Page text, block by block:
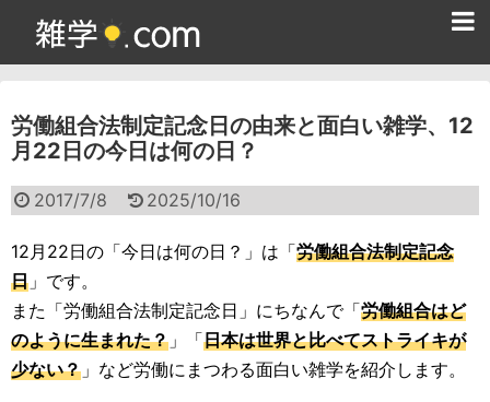
労働組合法制定記念日の由来と面白い雑学、12
月22日の今日は何の日？
2017/7/8 2025/10/16
12月22日の「今日は何の日？」は「労働組合法制定記念
日 」です。
また「労働組合法制定記念日」にちなんで「労働組合はど
のように生まれた？ 」「日本は世界と比べてストライキが
少ない？ 」など労働にまつわる面白い雑学を紹介します。
雑学クイズ問題集
面白い雑学
ためになる雑学
スポーツ雑学
食べ物雑学